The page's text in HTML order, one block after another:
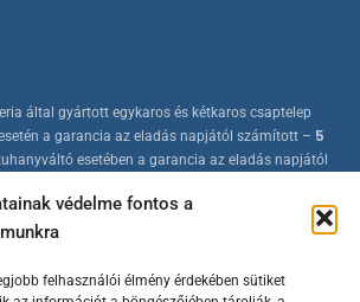
védelme fontos a
felhasználói élmény érdekében sütiket
által gyártott egykaros és kétkaros csaptelep
a garancia az eladás napjától számított – 5
esetében a garancia az eladás napjától
készülnek, folyamatos minőség-ellenőrzés